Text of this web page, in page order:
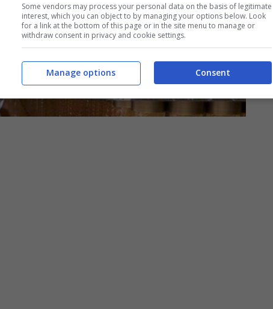
Some vendors may process your personal data on the basis of legitimate
interest, which you can object to by managing your options below. Look
for a link at the bottom of this page or in the site menu to manage or
withdraw consent in privacy and cookie settings.
Consent
Manage options